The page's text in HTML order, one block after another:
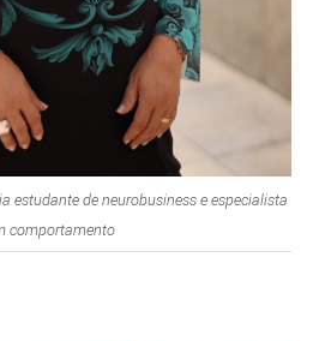
estudante de neurobusiness e especialista
comportamento